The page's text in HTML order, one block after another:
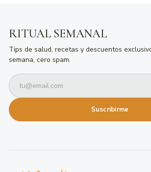
RITUAL SEMANAL
Tips de salud, recetas y descuentos
semana, cero spam.
Suscribirme